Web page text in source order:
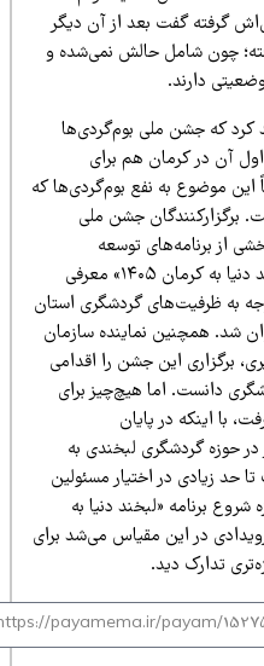
گفت بعد از آن دیگر
شامل حالش نمی‌شده و
دارند.
جشن ملی بوم‌گردی‌ها
در کرمان هم برای
به نفع بوم‌گردی‌ها که
جشن ملی
برنامه‌های توسعه
گردشگری استان در قالب طرح «لبخند دنیا به کرمان ۱۴۰۵» معرفی
گردشگری استان
همچنین نماینده سازمان
این جشن را اقدامی
اما هیچ‌چیز برای
در پایان
در حوزه گردشگری لبخندی به
در اختیار مسئولین
«لبخند دنیا به
رویدادی در این مقیاس می‌شد برای
دید.